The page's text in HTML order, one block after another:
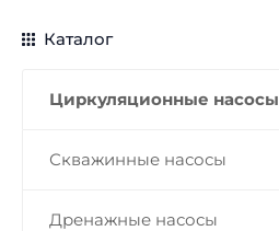
Каталог
Циркуляционные насосы
Скважинные насосы
Дренажные насосы